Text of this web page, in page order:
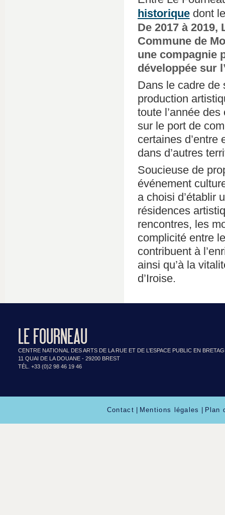
historiquedont
De 2017 à
Commune de
une compagnie
développée sur
Dans le cadre de
production
toute l’année
sur le port de
certaines
dans d’autres
Soucieuse de
événement
a choisi d’établir
résidences
rencontres, les
complicité entre
contribuent à
ainsi qu’à la
d’Iroise.
LE FOURNEAU
CENTRE NATIONAL DES ARTS DE LA RUE ET DE L’ESPACE PUBLIC EN
11 QUAI DE LA DOUANE - 29200 BREST
TÉL. +33 (0)2 98 46 19 46
Contact Mentions légales Plan